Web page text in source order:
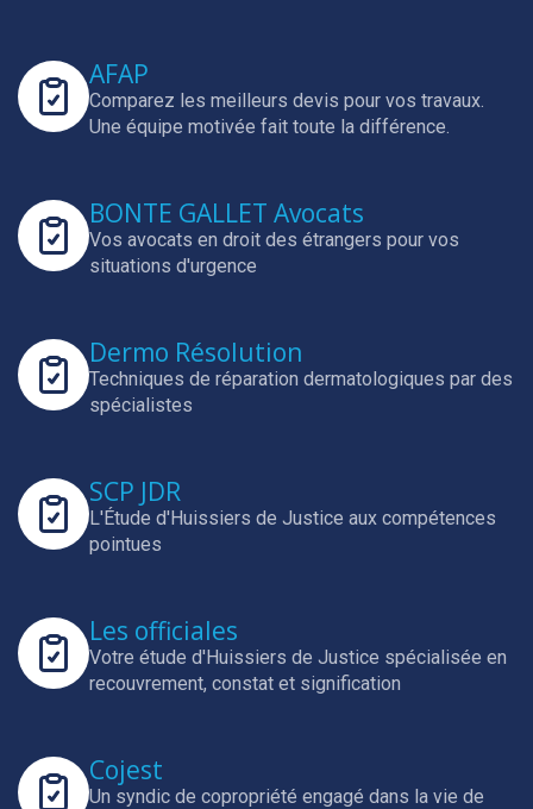
AFAP
Comparez les meilleurs devis pour vos travaux.
Une équipe motivée fait toute la différence.
BONTE GALLET Avocats
Vos avocats en droit des étrangers pour vos
situations d'urgence
Dermo Résolution
Techniques de réparation dermatologiques par des
spécialistes
SCP JDR
L'Étude d'Huissiers de Justice aux compétences
pointues
Les officiales
Votre étude d'Huissiers de Justice spécialisée en
recouvrement, constat et signification
Cojest
Un syndic de copropriété engagé dans la vie de